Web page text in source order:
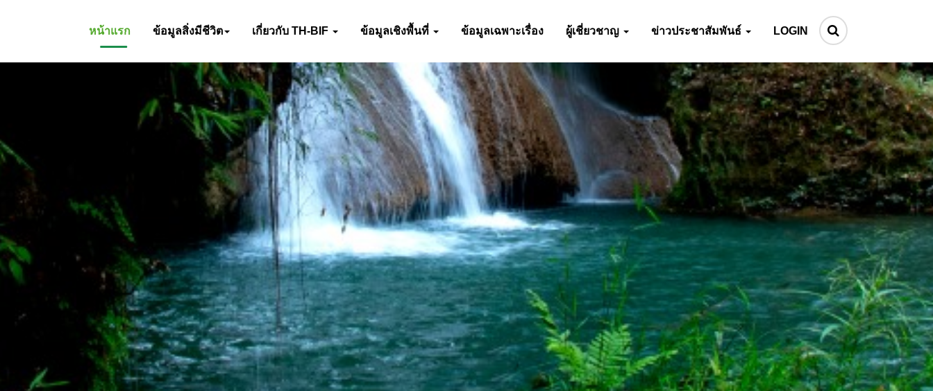
หน้าแรก ข้อมูลสิ่งมีชีวิต เกี่ยวกับ TH-BIF ข้อมูลเชิงพื้นที่ ข้อมูลเฉพาะเรื่อง ผู้เชี่ยวชาญ ข่าวประชาสัมพันธ์ LOGIN